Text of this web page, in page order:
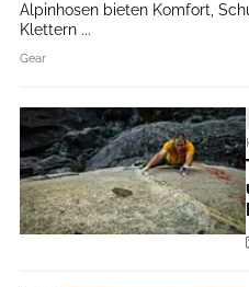
Alpinhosen bieten Komfort,
Klettern ...
Gear